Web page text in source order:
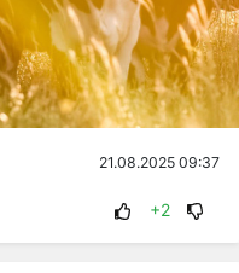
21.08.2025 09:37
+2